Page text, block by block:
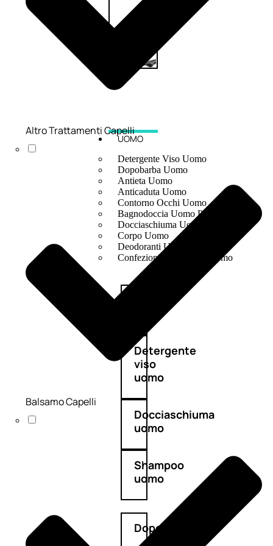
UOMO
Detergente Viso Uomo
Dopobarba Uomo
Antieta Uomo
Anticaduta Uomo
Contorno Occhi Uomo
Bagnodoccia Uomo Profumi
Docciaschiuma Uomo
Corpo Uomo
Deodoranti Uomo
Confezioni Trattamenti Uomo
uomo
Detergente
viso
uomo
Docciaschiuma
uomo
Shampoo
uomo
Dopobarba
Altro Trattamenti Capelli
Balsamo Capelli